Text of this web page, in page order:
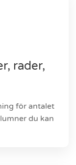
rader,
för antalet
du kan